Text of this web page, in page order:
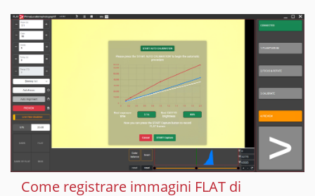
Come registrare immagini FLAT di